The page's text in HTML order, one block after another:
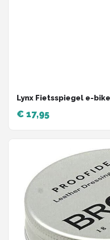
Lynx Fietsspiegel e-
€ 17,95